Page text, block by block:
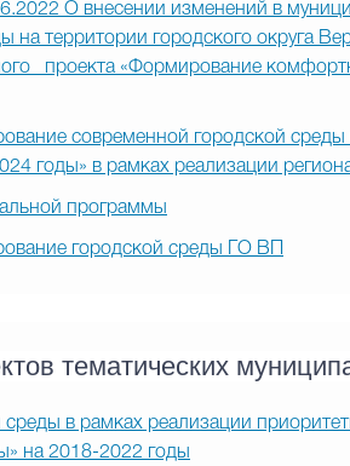
О внесении изменений в
на территории городского округа
проекта «Формирование
современной городской среды
годы» в рамках реализации
программы
городской среды ГО ВП
тематических
в рамках реализации
на 2018-2022 годы